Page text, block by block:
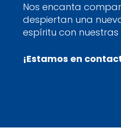
Nos encanta
despiertan una
espíritu con
¡Estamos en